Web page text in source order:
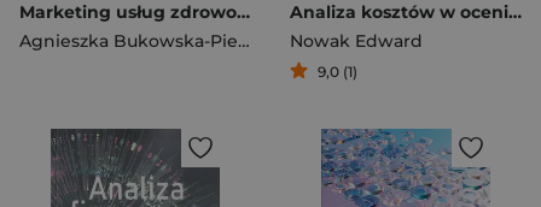
Marketing usług zdrowotnych od budowania wizerunku placówki do zadowolenia klientów
Agnieszka Bukowska-Piestrzyńska
Analiza kosztów w ocenie działalności przedsiębiorstwa
Nowak Edward
9,0 (1)